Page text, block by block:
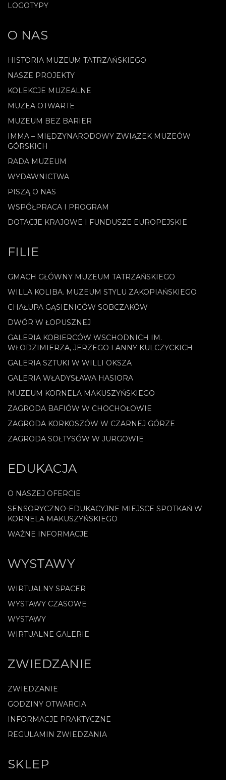
LOGOTYPY
O NAS
HISTORIA MUZEUM TATRZAŃSKIEGO
NASZE PROJEKTY
KOLEKCJE MUZEALNE
MUZEA OTWARTE
MUZEUM BEZ BARIER
IMMA – MIĘDZYNARODOWY ZWIĄZEK MUZEÓW
GÓRSKICH
RADA MUZEUM
WYDAWNICTWA
PISZĄ O NAS
WSPÓŁPRACA I PROGRAM
DOTACJE KRAJOWE I FUNDUSZE EUROPEJSKIE
FILIE
GMACH GŁÓWNY MUZEUM TATRZAŃSKIEGO
WILLA KOLIBA. MUZEUM STYLU ZAKOPIAŃSKIEGO
CHAŁUPA GĄSIENICÓW SOBCZAKÓW
DWÓR W ŁOPUSZNEJ
GALERIA KOBIERCÓW WSCHODNICH IM.
WŁODZIMIERZA, JERZEGO I ANNY KULCZYCKICH
GALERIA SZTUKI W WILLI OKSZA
GALERIA WŁADYSŁAWA HASIORA
MUZEUM KORNELA MAKUSZYŃSKIEGO
ZAGRODA BAFIÓW W CHOCHOŁOWIE
ZAGRODA KORKOSZÓW W CZARNEJ GÓRZE
ZAGRODA SOŁTYSÓW W JURGOWIE
EDUKACJA
O NASZEJ OFERCIE
SENSORYCZNO-EDUKACYJNE MIEJSCE SPOTKAŃ W
KORNELA MAKUSZYŃSKIEGO
WAŻNE INFORMACJE
WYSTAWY
WIRTUALNY SPACER
WYSTAWY CZASOWE
WYSTAWY
WIRTUALNE GALERIE
ZWIEDZANIE
ZWIEDZANIE
GODZINY OTWARCIA
INFORMACJE PRAKTYCZNE
REGULAMIN ZWIEDZANIA
SKLEP